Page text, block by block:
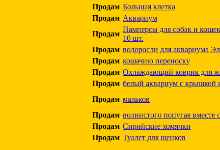
Продам Большая клетка
Продам Аквариум
Продам
Памперсы для собак и
10 шт.
Продам водоросли для аквариума
Продам кошачию переноску
Продам Охлаждающий коврик для
Продам белый аквариум с крышкой
Продам мальков
Продам волнистого попугая вместе
Продам Сирийские хомячки
Продам Туалет для щенков